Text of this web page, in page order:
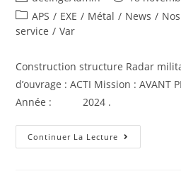
APS / EXE / Métal / News /
service / Var
Construction structure Radar
d’ouvrage : ACTI Mission : AVANT
Année : 2024 .
Continuer La Lecture